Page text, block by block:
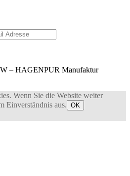
– HAGENPUR Manufaktur
Wenn Sie die Website weiter
Einverständnis aus. OK